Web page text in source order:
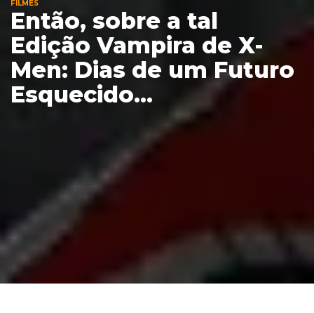
FILMES
Então, sobre a tal
Edição Vampira de X-
Men: Dias de um Futuro
Esquecido...